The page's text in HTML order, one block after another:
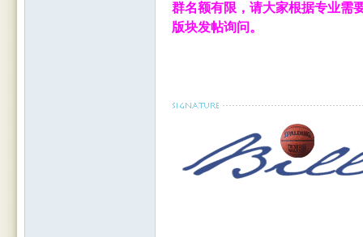
群名额有限，请大家根据专业需
版块发帖询问。